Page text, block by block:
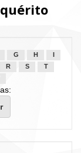
G H
R S
T